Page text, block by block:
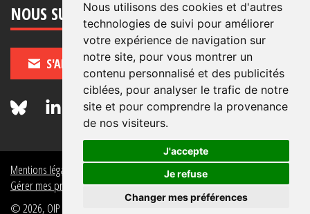
Nous utilisons des cookies et d'autres
technologies de suivi pour améliorer
votre expérience de navigation sur
notre site, pour vous montrer un
contenu personnalisé et des publicités
ciblées, pour analyser le trafic de notre
site et pour comprendre la provenance
de nos visiteurs.
J'accepte
Je refuse
Changer mes préférences
NOUS SUIVRE
S'ABONNER
Mentions légales
Politique de données personnelles
Gérer mes préférences de données personnelles
© 2026, OIP Section FR